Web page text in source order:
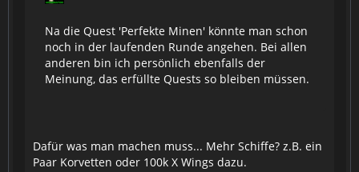
Na die Quest 'Perfekte Minen' könnte man schon
noch in der laufenden Runde angehen. Bei allen
anderen bin ich persönlich ebenfalls der
Meinung, das erfüllte Quests so bleiben müssen.
Dafür was man machen muss... Mehr Schiffe? z.B. ein
Paar Korvetten oder 100k X Wings dazu.